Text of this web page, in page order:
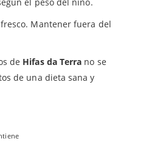
Mantener fuera del
de Hifas da Terra no se
de una dieta sana y